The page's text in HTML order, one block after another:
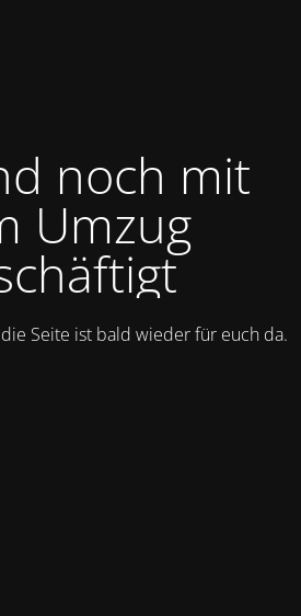
noch mit
Umzug
Seite ist bald wieder für euch da.